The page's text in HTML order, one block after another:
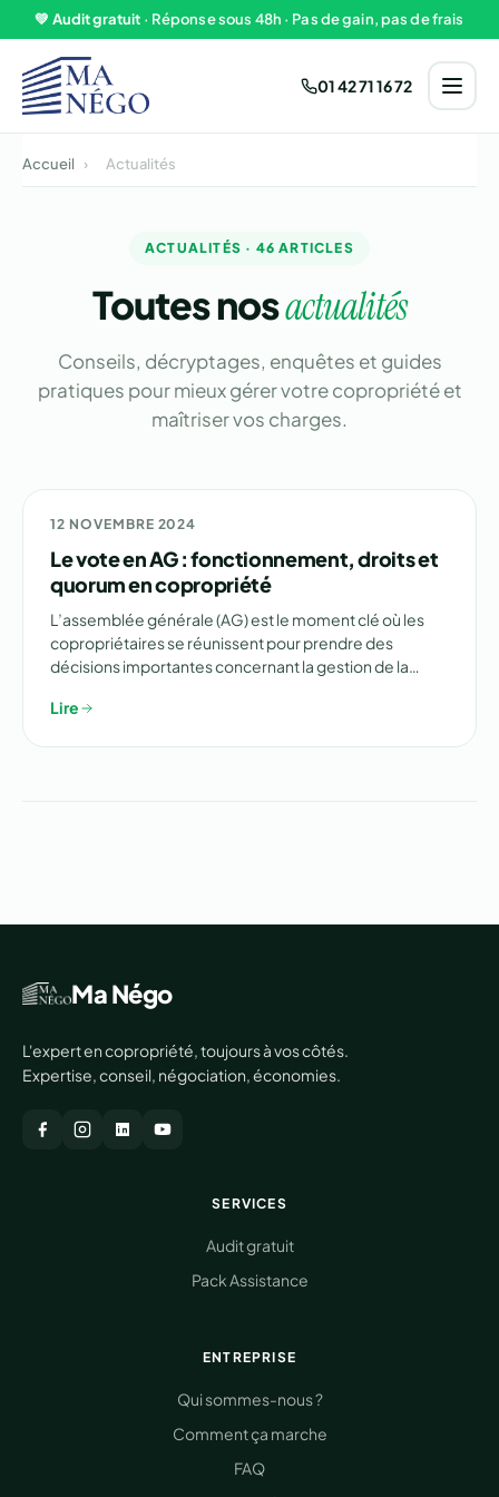
Aller au contenu
💚 Audit gratuit · Réponse sous 48h · Pas de gain, pas de frais
01 42 71 16 72
Accueil › Actualités
ACTUALITÉS · 46 ARTICLES
Toutes nosactualités
Conseils, décryptages, enquêtes et guides
pratiques pour mieux gérer votre copropriété et
maîtriser vos charges.
ARTICLES
12 NOVEMBRE 2024
Le vote en AG : fonctionnement, droits et
quorum en copropriété
L’assemblée générale (AG) est le moment clé où les
copropriétaires se réunissent pour prendre des
décisions importantes concernant la gestion de la…
Lire
Ma Négo
L'expert en copropriété, toujours à vos côtés.
Expertise, conseil, négociation, économies.
SERVICES
Audit gratuit
Pack Assistance
ENTREPRISE
Qui sommes-nous ?
Comment ça marche
FAQ